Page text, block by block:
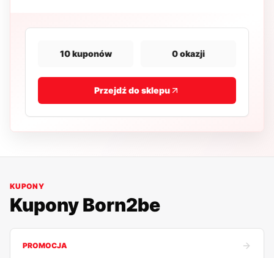
10kuponów 0okazji
Przejdź do sklepu
KUPONY
KuponyBorn2be
PROMOCJA